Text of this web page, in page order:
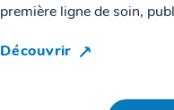
première ligne de soin,
Découvrir